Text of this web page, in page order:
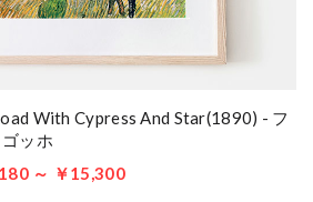
With Cypress And Star(1890) - フ
ッホ
～ ￥15,300